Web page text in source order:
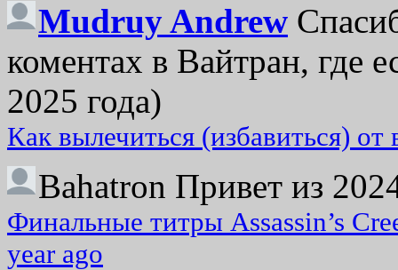
Mudruy Andrew
коментах в Вайтран, где
2025 года)
Как вылечиться (избавиться)
Bahatron Привет из
Финальные титры Assassin’s
year ago